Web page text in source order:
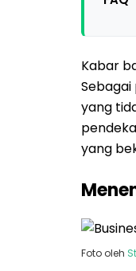
Kabar
yang
yang
Foto oleh